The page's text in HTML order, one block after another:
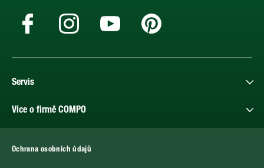
Servis
Více o firmě COMPO
Ochrana osobních údajů